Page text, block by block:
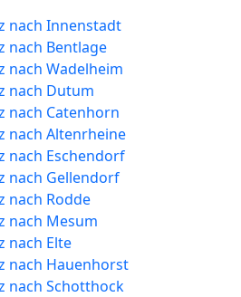
nach Innenstadt
nach Bentlage
nach Wadelheim
nach Dutum
nach Catenhorn
nach Altenrheine
nach Eschendorf
nach Gellendorf
nach Rodde
nach Mesum
nach Elte
nach Hauenhorst
nach Schotthock